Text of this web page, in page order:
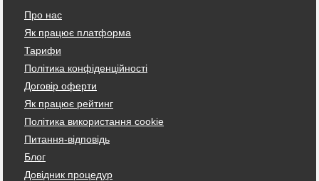
Про нас
Як працює платформа
Тарифи
Політика конфіденційності
Договір оферти
Як працює рейтинг
Політика використання cookie
Питання-відповідь
Блог
Довідник процедур